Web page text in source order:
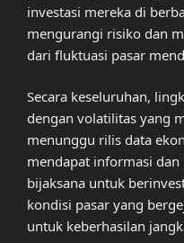
investasi mereka di
mengurangi risiko dan
dari fluktuasi pasar
Secara keseluruhan,
dengan volatilitas yang
menunggu rilis data
mendapat informasi
bijaksana untuk
kondisi pasar yang
untuk keberhasilan